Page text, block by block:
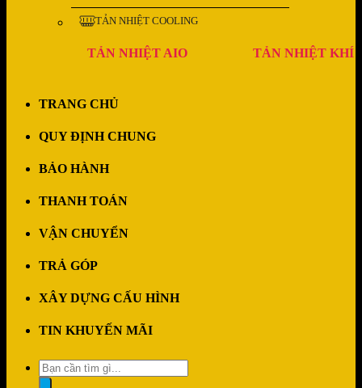
TẢN NHIỆT COOLING
TẢN NHIỆT AIO TẢN NHIỆT KHÍ
TRANG CHỦ
QUY ĐỊNH CHUNG
BẢO HÀNH
THANH TOÁN
VẬN CHUYỂN
TRẢ GÓP
XÂY DỰNG CẤU HÌNH
TIN KHUYẾN MÃI
Tìm
kiếm: